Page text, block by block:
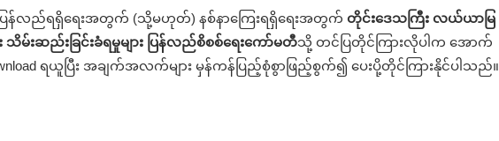
ပြန်လည်ရရှိရေးအတွက် (သို့မဟုတ်) နစ်နာကြေးရရှိရေးအတွက် တိုင်းဒေသကြီး လယ်ယာမြ
း သိမ်းဆည်းခြင်းခံရမှုများ ပြန်လည်စိစစ်ရေးကော်မတီသို့ တင်ပြတိုင်ကြားလိုပါက အောက်
ရယူပြီး အချက်အလက်များ မှန်ကန်ပြည့်စုံစွာဖြည့်စွက်၍ ပေးပို့တိုင်ကြားနိုင်ပါသည်။